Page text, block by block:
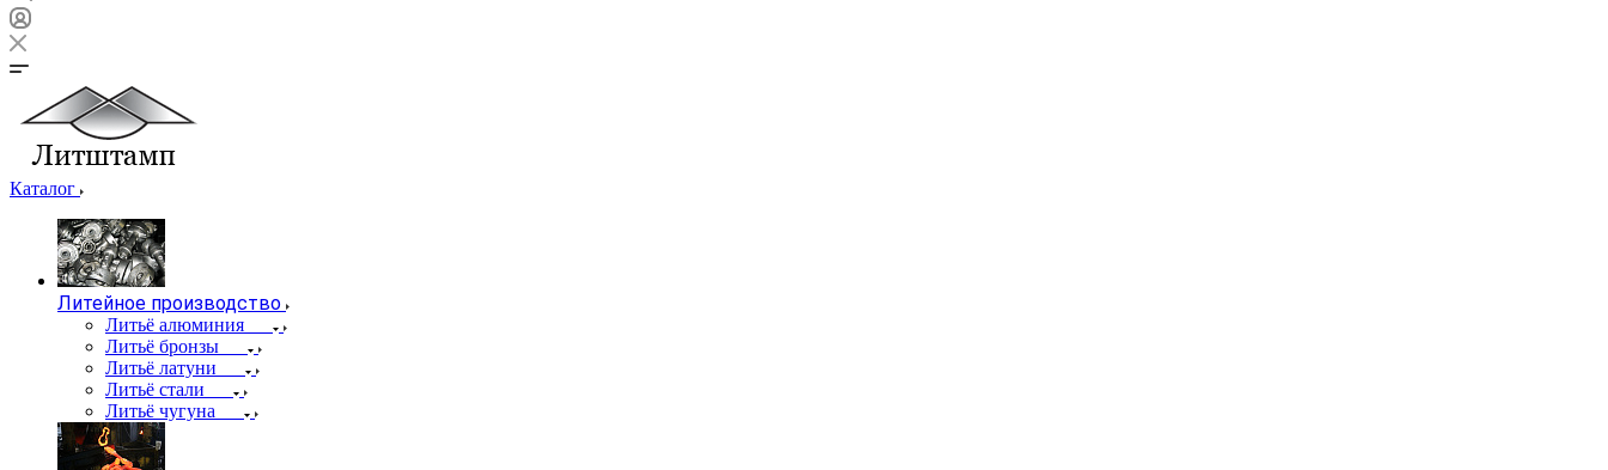
Каталог
Литейное производство
Литьё алюминия
Литьё бронзы
Литьё латуни
Литьё стали
Литьё чугуна